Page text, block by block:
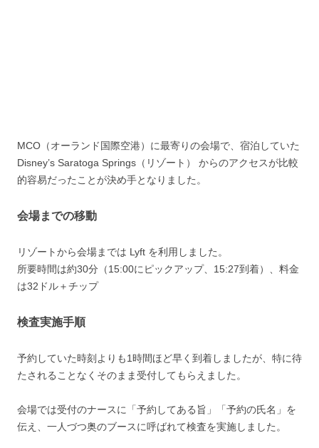
MCO（オーランド国際空港）に最寄りの会場で、宿泊していた
Disney’s Saratoga Springs（リゾート） からのアクセスが比較
的容易だったことが決め手となりました。
会場までの移動
リゾートから会場までは Lyft を利用しました。
所要時間は約30分（15:00にピックアップ、15:27到着）、料金
は32ドル＋チップ
検査実施手順
予約していた時刻よりも1時間ほど早く到着しましたが、特に待
たされることなくそのまま受付してもらえました。
会場では受付のナースに「予約してある旨」「予約の氏名」を
伝え、一人づつ奥のブースに呼ばれて検査を実施しました。